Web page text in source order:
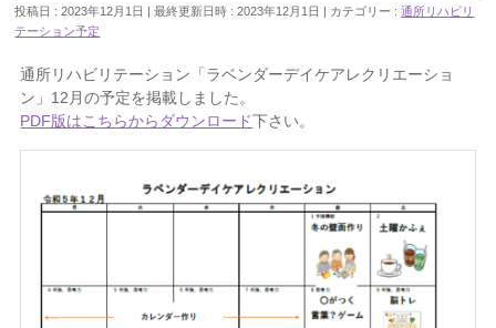
投稿日 : 2023年12月1日 最終更新日時 : 2023年12月1日 カテゴリー :通所リハビリ
テーション予定
通所リハビリテーション「ラベンダーデイケアレクリエーショ
ン」12月の予定を掲載しました。
PDF版はこちらからダウンロード下さい。